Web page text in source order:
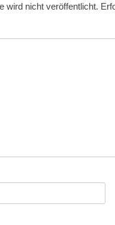
wird nicht veröffentlicht.